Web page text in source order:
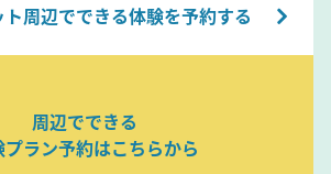
ト周辺でできる体験を予約する
周辺でできる
プラン予約はこちらから